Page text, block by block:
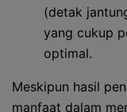
(detak
yang cukup
optimal.
Meskipun hasil
manfaat dalam